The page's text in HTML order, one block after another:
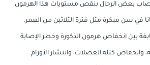
يصاب بعض الرجال بنقص مستويات هذا الهرمون
في سن مبكرة مثل فترة الثلاثين من العمر.
بين انخفاض هرمون الذكورة وخطر الإصابة
كتلة العضلات، وانتشار الأورام